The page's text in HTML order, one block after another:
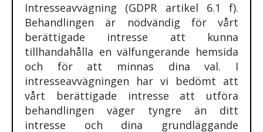
Intresseavvägning (GDPR artikel 6.1 f).
Behandlingen är nödvändig för vårt
berättigade intresse att kunna
tillhandahålla en välfungerande hemsida
och för att minnas dina val. I
intresseavvägningen har vi bedömt att
vårt berättigade intresse att utföra
behandlingen väger tyngre än ditt
intresse och dina grundläggande